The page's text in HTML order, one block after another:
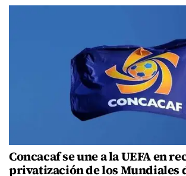
Concacaf se une a la UEFA en
privatización de los Mundiales